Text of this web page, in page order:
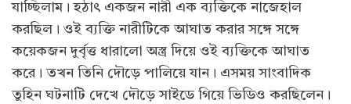
যাচ্ছিলাম। হঠাৎ একজন নারী এক ব্যক্তিকে নাজেহাল
করছিল। ওই ব্যক্তি নারীটিকে আঘাত করার সঙ্গে সঙ্গে
কয়েকজন দুর্বৃত্ত ধারালো অস্ত্র দিয়ে ওই ব্যক্তিকে আঘাত
করে। তখন তিনি দৌড়ে পালিয়ে যান। এসময় সাংবাদিক
তুহিন ঘটনাটি দেখে দৌড়ে সাইডে গিয়ে ভিডিও করছিলেন।